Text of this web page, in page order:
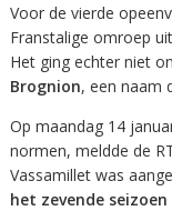
Voor de vierde
Franstalige omroep
Het ging echter niet
Brognion, een naam
Op maandag 14
normen, meldde de
Vassamillet was
het zevende